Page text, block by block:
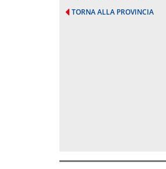
TORNA ALLA PROVINCIA